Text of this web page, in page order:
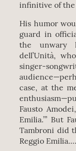
infinitive of the
His humor
guard in
the unwary
dell’Unità,
singer-
case, at the
Fausto
Emilia.’” But
Tambroni did
Reggio